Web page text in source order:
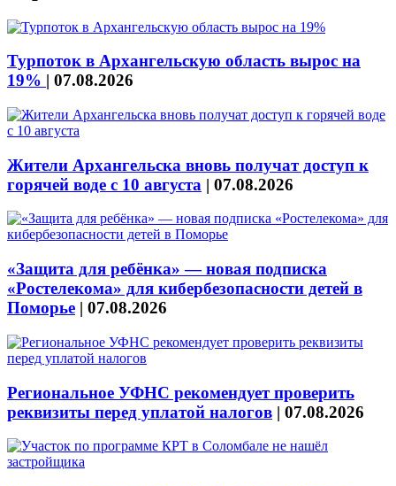
Турпоток в Архангельскую область вырос на
19% | 07.08.2026
Жители Архангельска вновь получат доступ к
горячей воде с 10 августа | 07.08.2026
«Защита для ребёнка» — новая подписка
«Ростелекома» для кибербезопасности детей в
Поморье | 07.08.2026
Региональное УФНС рекомендует проверить
реквизиты перед уплатой налогов | 07.08.2026